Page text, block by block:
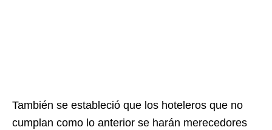
También se estableció que los hoteleros que no
cumplan como lo anterior se harán merecedores